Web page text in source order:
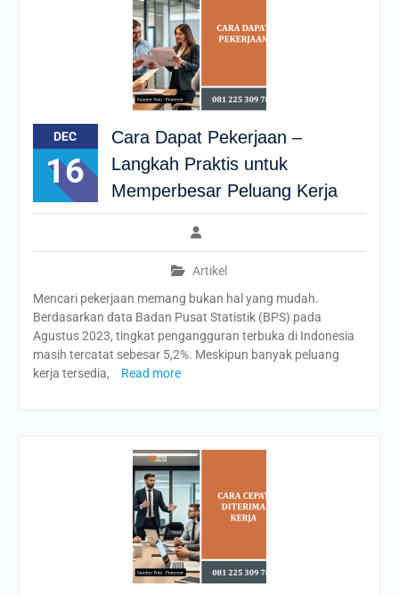
DEC
16
Cara Dapat Pekerjaan –
Langkah Praktis untuk
Memperbesar Peluang Kerja
Artikel
Mencari pekerjaan memang bukan hal yang mudah.
Berdasarkan data Badan Pusat Statistik (BPS) pada
Agustus 2023, tingkat pengangguran terbuka di Indonesia
masih tercatat sebesar 5,2%. Meskipun banyak peluang
kerja tersedia,
Read more